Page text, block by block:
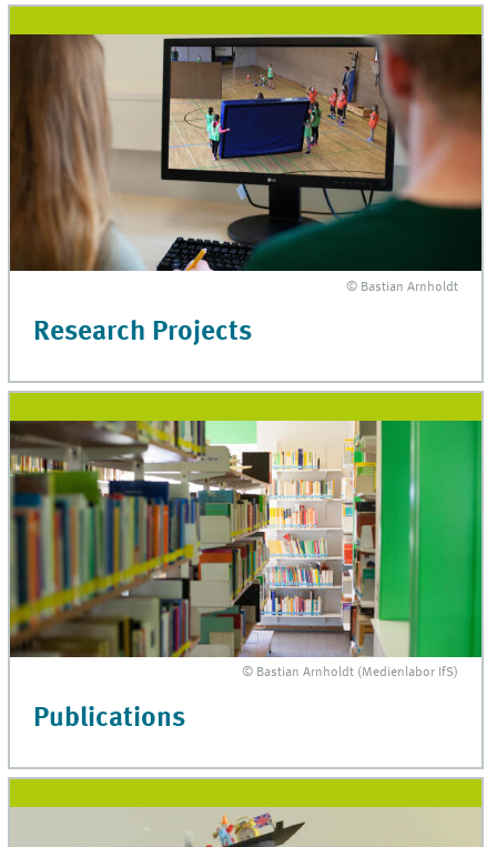
© Bastian Arnholdt
Research Projects
© Bastian Arnholdt (Medienlabor IfS)
Publications